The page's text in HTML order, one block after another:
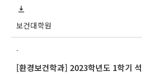
보건대학원
-